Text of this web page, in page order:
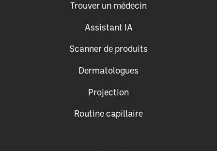
Trouver un médecin
Assistant IA
Scanner de produits
Dermatologues
Projection
Routine capillaire